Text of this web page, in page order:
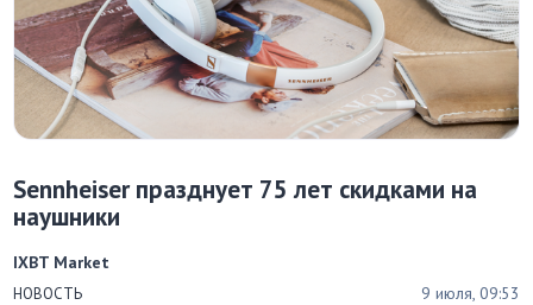
Sennheiser празднует 75 лет скидками на
наушники
НОВОСТЬ 9 июля, 09:53
IXBT Market